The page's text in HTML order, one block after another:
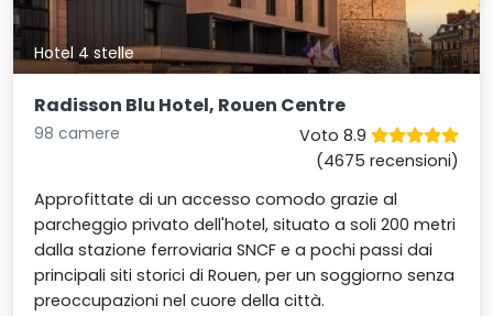
Hotel 4 stelle
Radisson Blu Hotel, Rouen Centre
98 camere
Voto 8.9
(4675 recensioni)
Approfittate di un accesso comodo grazie al
parcheggio privato dell'hotel, situato a soli 200 metri
dalla stazione ferroviaria SNCF e a pochi passi dai
principali siti storici di Rouen, per un soggiorno senza
preoccupazioni nel cuore della città.